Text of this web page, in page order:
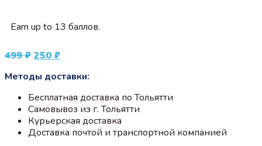
Earn up to 13 баллов.
499₽ Первоначальная
составляла
250 ₽Текущая
250 ₽.
Методы доставки:
Бесплатная доставка по Тольятти
Самовывоз из г. Тольятти
Курьерская доставка
Доставка почтой и транспортной компанией